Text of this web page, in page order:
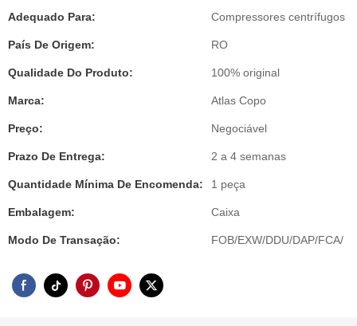
Adequado Para: Compressores centrífugos
País De Origem: RO
Qualidade Do Produto: 100% original
Marca: Atlas Copo
Preço: Negociável
Prazo De Entrega: 2 a 4 semanas
Quantidade Mínima De Encomenda: 1 peça
Embalagem: Caixa
Modo De Transação: FOB/EXW/DDU/DAP/FCA/